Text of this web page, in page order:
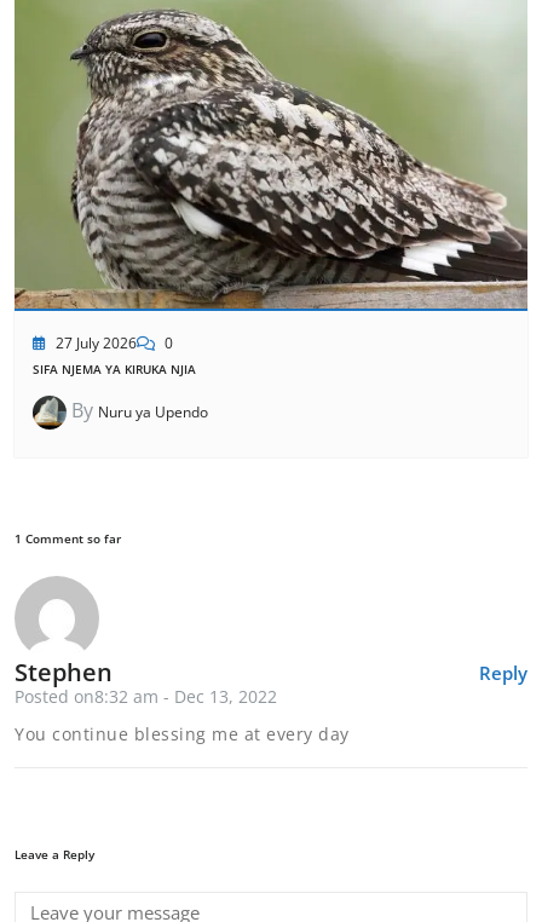
27 July 2026 0
SIFA NJEMA YA KIRUKA NJIA
By Nuru ya Upendo
1 Comment so far
Reply
Stephen
Posted on8:32 am - Dec 13, 2022
You continue blessing me at every day
Leave a Reply